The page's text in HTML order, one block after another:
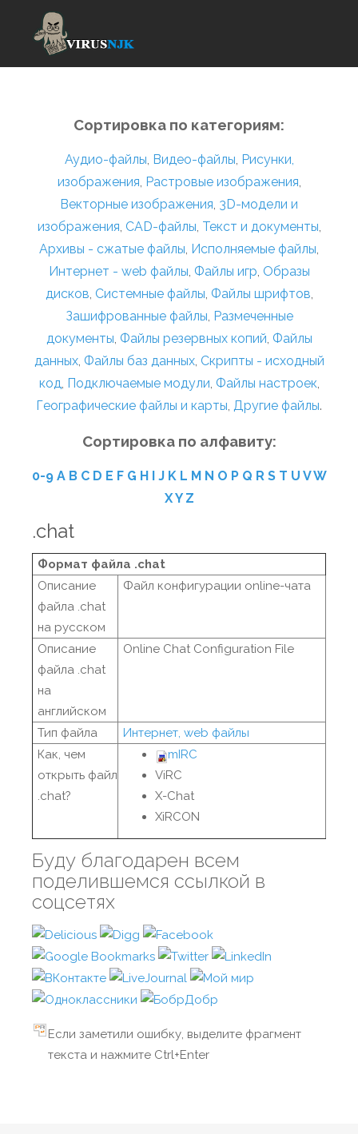
Сортировка по категориям:
Аудио-файлы, Видео-файлы, Рисунки,
изображения, Растровые изображения,
Векторные изображения, 3D-модели и
изображения, CAD-файлы, Текст и документы,
Архивы - сжатые файлы, Исполняемые файлы,
Интернет - web файлы, Файлы игр, Образы
дисков, Системные файлы, Файлы шрифтов,
Зашифрованные файлы, Размеченные
документы, Файлы резервных копий, Файлы
данных, Файлы баз данных, Скрипты - исходный
код, Подключаемые модули, Файлы настроек,
Географические файлы и карты, Другие файлы.
Сортировка по алфавиту:
0-9 A B C D E F G H I J K L M N O P Q R S T U VW
XY Z
.chat
Формат файла .chat
Описание
файла .chat
на русском
Файл конфигурации online-чата
Описание
файла .chat
на
английском
Online Chat Configuration File
Тип файла
Интернет, web файлы
Как, чем
открыть файл
.chat?
mIRC
ViRC
X-Chat
XiRCON
Буду благодарен всем
поделившемся ссылкой в
соцсетях
Если заметили ошибку, выделите фрагмент
текста и нажмите Ctrl+Enter